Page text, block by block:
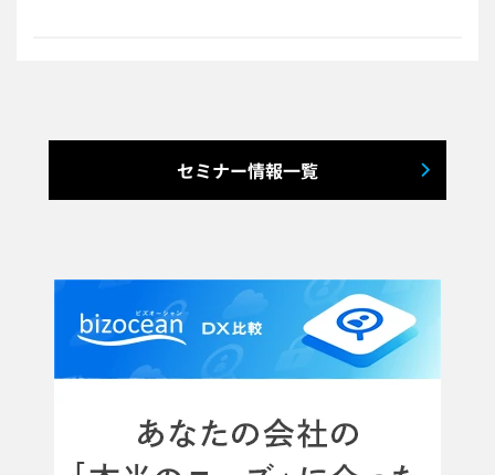
セミナー情報一覧